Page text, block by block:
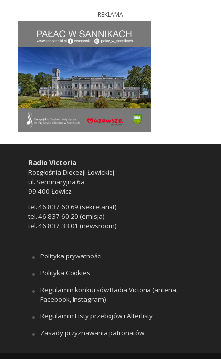
REKLAMA
Radio Victoria
Rozgłośnia Diecezji Łowickiej
ul. Seminaryjna 6a
99-400 Łowicz
tel. 46 837 60 69 (sekretariat)
tel. 46 837 60 20 (emisja)
tel. 46 837 33 01 (newsroom)
Polityka prywatności
Polityka Cookies
Regulamin konkursów Radia Victoria (antena,
Facebook, Instagram)
Regulamin Listy przebojów i Alterlisty
Zasady przyznawania patronatów